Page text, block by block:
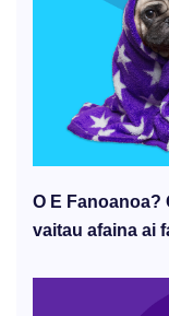
O E Fanoanoa?
vaitau afaina ai